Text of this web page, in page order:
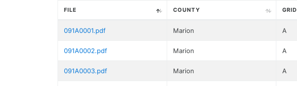
FILE COUNTY GRID
091A0001.pdf Marion A
091A0002.pdf Marion A
091A0003.pdf Marion A